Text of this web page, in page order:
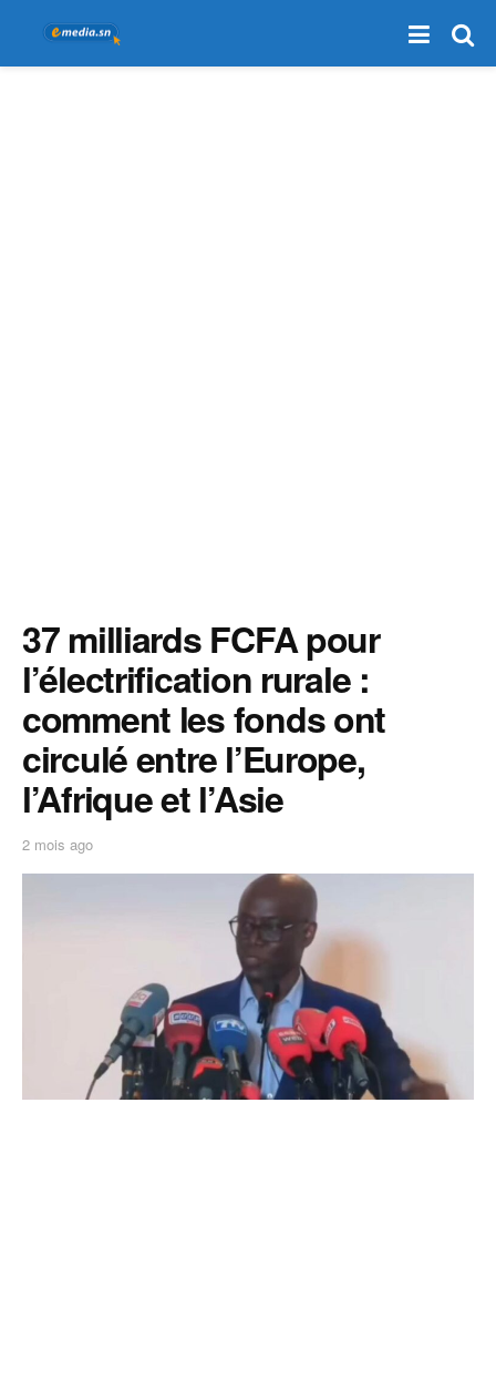
37 milliards FCFA pour
l’électrification rurale :
comment les fonds ont
circulé entre l’Europe,
l’Afrique et l’Asie
2 mois ago